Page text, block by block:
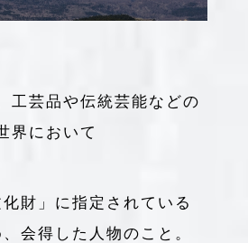
工芸品や伝統芸能などの
界において
化財」に指定されている
、会得した人物のこと。